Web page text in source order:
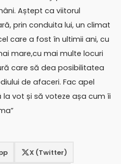
Aștept ca viitorul
prin conduita lui, un climat
care a fost în ultimii ani, cu
mare,cu mai multe locuri
care să dea posibilitatea
de afaceri. Fac apel
vot și să voteze așa cum îi
X (Twitter)